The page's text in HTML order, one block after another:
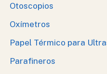
Otoscopios
Oxímetros
Papel Térmico para
Parafineros